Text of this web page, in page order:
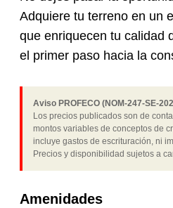
Adquiere tu terreno en un
que enriquecen tu calidad
el primer paso hacia la
Aviso PROFECO (NOM-247-SE-
Los precios publicados son de
montos variables de conceptos de
incluye gastos de escrituración, ni
Precios y disponibilidad sujetos a
Amenidades